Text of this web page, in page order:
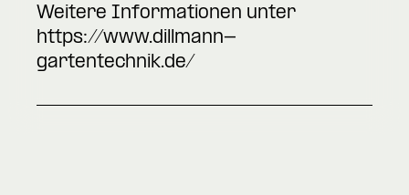
Weitere Informationen unter
https://www.dillmann-
gartentechnik.de/